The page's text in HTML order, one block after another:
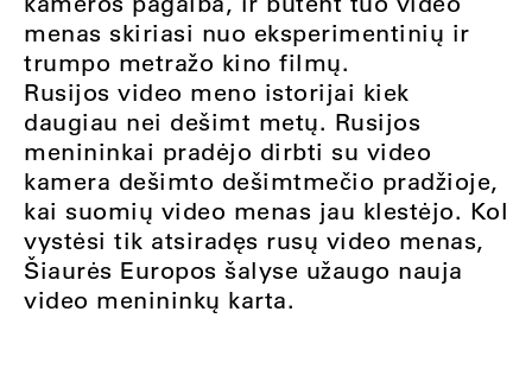
menas skiriasi nuo eksperimentinių ir
trumpo metražo kino filmų.
Rusijos video meno istorijai kiek
daugiau nei dešimt metų. Rusijos
menininkai pradėjo dirbti su video
kamera dešimto dešimtmečio pradžioje,
kai suomių video menas jau klestėjo. Kol
vystėsi tik atsiradęs rusų video menas,
Šiaurės Europos šalyse užaugo nauja
video menininkų karta.